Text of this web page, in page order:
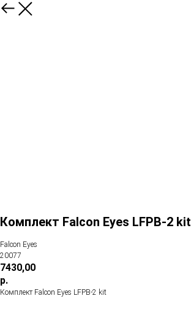
Комплект Falcon Eyes LFPB-2 kit
Falcon Eyes
20077
7430,00
р.
Комплект Falcon Eyes LFPB-2 kit